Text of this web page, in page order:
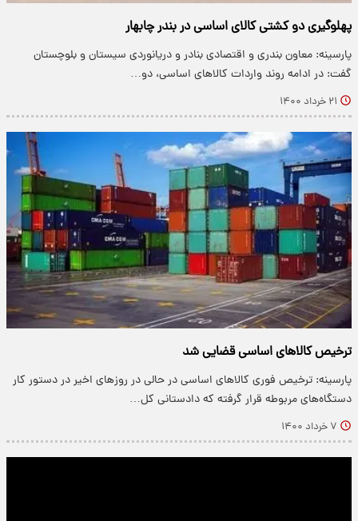
پهلوگیری دو کشتی کالای اساسی در بندر چابهار
پارسینه: معاون بندری و اقتصادی بنادر و دریانوردی سیستان و بلوچستان
گفت: در ادامه روند واردات کالاهای اساسی، دو…
۲۱ خرداد ۱۴۰۰
ترخیص کالاهای اساسی قضایی شد
پارسینه: ترخیص فوری کالاهای اساسی در حالی در روزهای اخیر در دستور کار
دستگاه‌های مربوطه قرار گرفته که دادستانی کل…
۷ خرداد ۱۴۰۰